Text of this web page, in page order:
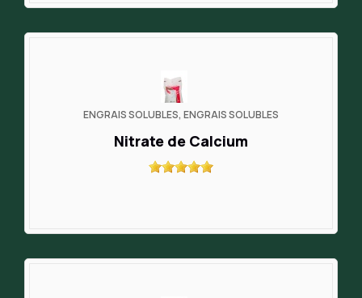
ENGRAIS SOLUBLES, ENGRAIS SOLUBLES
Nitrate de Calcium